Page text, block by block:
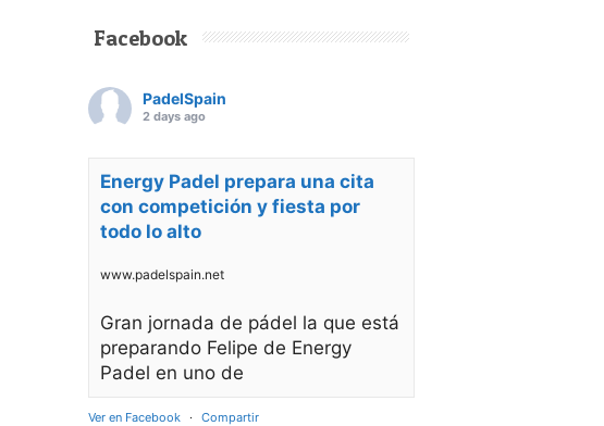
Facebook
PadelSpain
2 days ago
Energy Padel prepara una cita
con competición y fiesta por
todo lo alto
www.padelspain.net
Gran jornada de pádel la que está
preparando Felipe de Energy
Padel en uno de
Ver en Facebook · Compartir